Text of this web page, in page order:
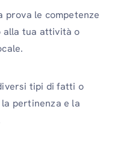
prova le competenze
alla tua attività o
tipi di fatti o
pertinenza e la